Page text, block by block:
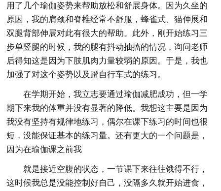
用了几个瑜伽姿势来帮助放松和舒展身体。因为久坐的
原因，我的肩颈和脊椎经常不舒服，蜂雀式、猫伸展和
双腿背部伸展对此有很大的帮助。此外，刚开始练习三
步单竖腿的时候，我的腿有抖动抽搐的情况，询问老师
后得知这是因为下肢肌肉力量较弱的原因。于是，我也
加强了对这个姿势以及蹬自行车式的练习。
在学期开始，我立志要通过瑜伽减肥成功，但一学
期下来我的体重并没有显著的降低。我想这主要是因为
我没有坚持有规律地练习，偶尔在课下练习的时间也很
短，没能保证基本的练习量。还有更大的一个问题是，
因为在瑜伽课之前我
就是接近空腹的状态，一节课下来往往饿得不行，
这时候我总是没能控制好自己，没隔多久就开始进食，